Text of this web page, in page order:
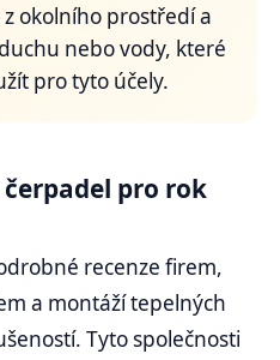
okolního prostředí a
nebo vody, které
pro tyto účely.
pro rok
recenze firem,
a montáží tepelných
Tyto společnosti